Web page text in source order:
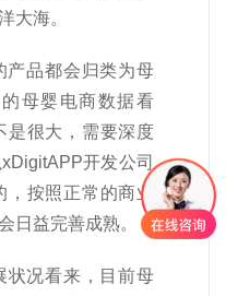
大海。
产品都会归类为母
母婴电商数据看
是很大，需要深度
开发公司
按照正常的商业
日益完善成熟。
状况看来，目前母